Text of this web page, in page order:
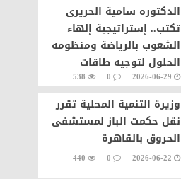
الدكتوره سامية الحريرى
تكتب.. إستراتيجية إلهاء
الشعوب بالرياضة ومنظومه
الحلول لتوجيه طاقات
الشعوب نحو التطور والابداع
2026-06-29
0
538
وزيرة التنمية المحلية تقرر
نقل حكمت الباز لمستشفى
الحروق بالقاهرة
2026-06-22
0
440